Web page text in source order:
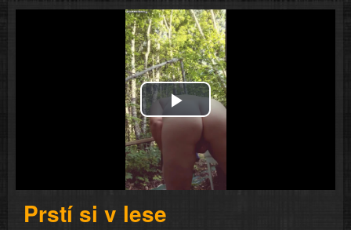
Play
Video
Prstí si v lese